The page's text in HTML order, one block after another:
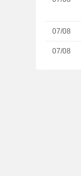
07/08
07/08